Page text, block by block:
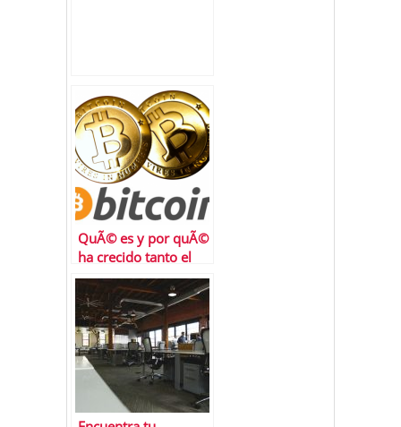
QuÃ© es y por quÃ©
ha crecido tanto el
trading de
criptomonedas